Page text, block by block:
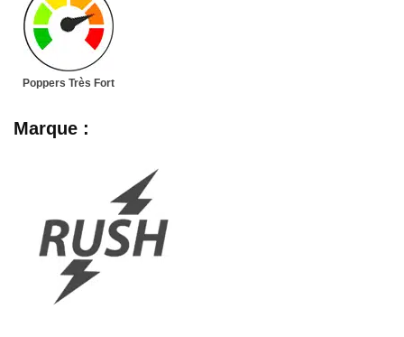
Poppers Très Fort
Marque :